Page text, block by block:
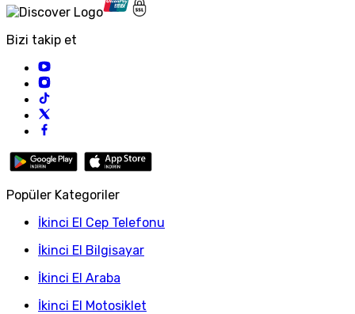
Bizi takip et
Popüler Kategoriler
İkinci El Cep Telefonu
İkinci El Bilgisayar
İkinci El Araba
İkinci El Motosiklet